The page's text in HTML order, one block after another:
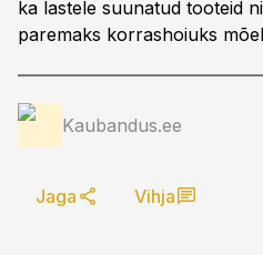
ka lastele suunatud tooteid
paremaks korrashoiuks
Kaubandus.ee
Jaga Vihja